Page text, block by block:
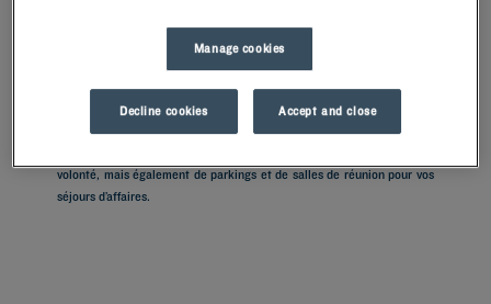
Découvrez Lampung en séjournant dans l'un de nos hôtels Kyriad. Les
chambres aménagées pour votre confort et dotées d’oreillers à
mémoire de forme sont propices à une nuit reposante. Nos
volonté, mais également de parkings et de salles de réunion pour vos
séjours d’affaires.
Manage cookies
Decline cookies Accept and close